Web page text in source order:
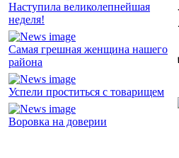
Наступила великолепнейшая
неделя!
Самая грешная женщина нашего
района
Успели проститься с товарищем
Воровка на доверии